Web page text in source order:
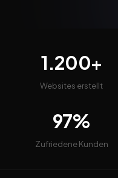
1.200+
Websites erstellt
97%
Zufriedene Kunden